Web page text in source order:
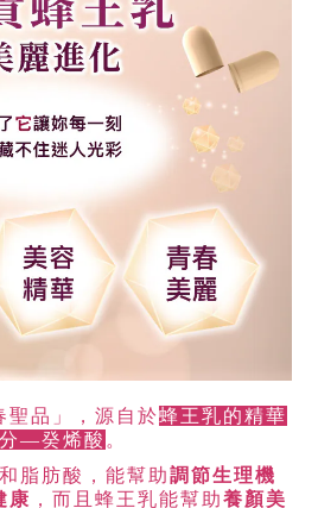
聖品」，源自於蜂王乳的精華
—癸烯酸 。
脂肪酸，能幫助調節生理機
康 ，而且蜂王乳能幫助養顏美